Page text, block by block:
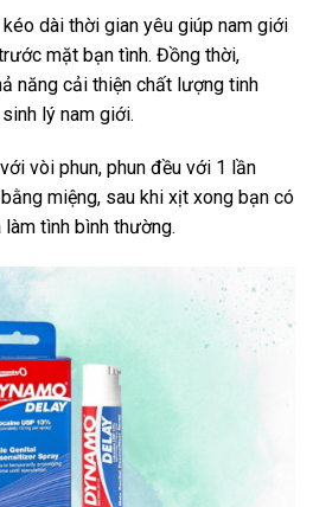
dài thời gian yêu giúp nam giới
mặt bạn tình. Đồng thời,
năng cải thiện chất lượng tinh
lý nam giới.
vòi phun, phun đều với 1 lần
miệng, sau khi xịt xong bạn có
tình bình thường.